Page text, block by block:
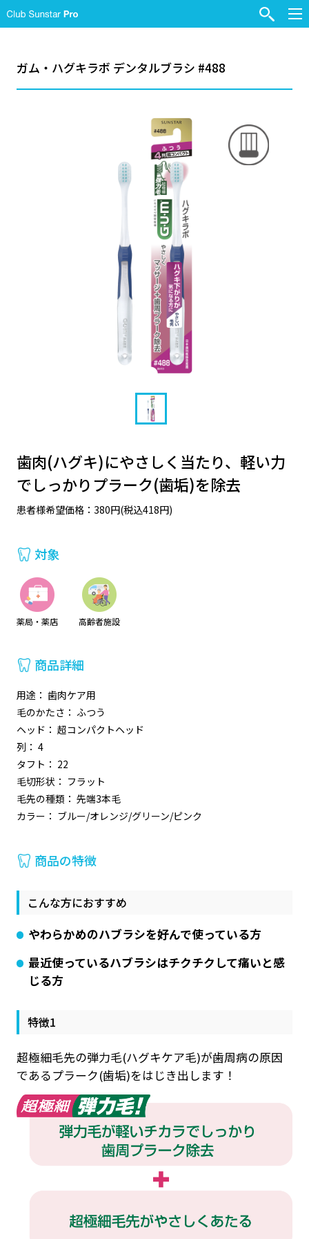
ガム・ハグキラボ デンタルブラシ #488
歯肉(ハグキ)にやさしく当たり、軽い力
でしっかりプラーク(歯垢)を除去
患者様希望価格：380円(税込418円)
対象
薬局・薬店 高齢者施設
商品詳細
用途： 歯肉ケア用
毛のかたさ： ふつう
ヘッド： 超コンパクトヘッド
列： 4
タフト： 22
毛切形状： フラット
毛先の種類： 先端3本毛
カラー： ブルー/オレンジ/グリーン/ピンク
商品の特徴
こんな方におすすめ
やわらかめのハブラシを好んで使っている方
最近使っているハブラシはチクチクして痛いと感
じる方
特徴1
超極細毛先の弾力毛(ハグキケア毛)が歯周病の原因
であるプラーク(歯垢)をはじき出します！